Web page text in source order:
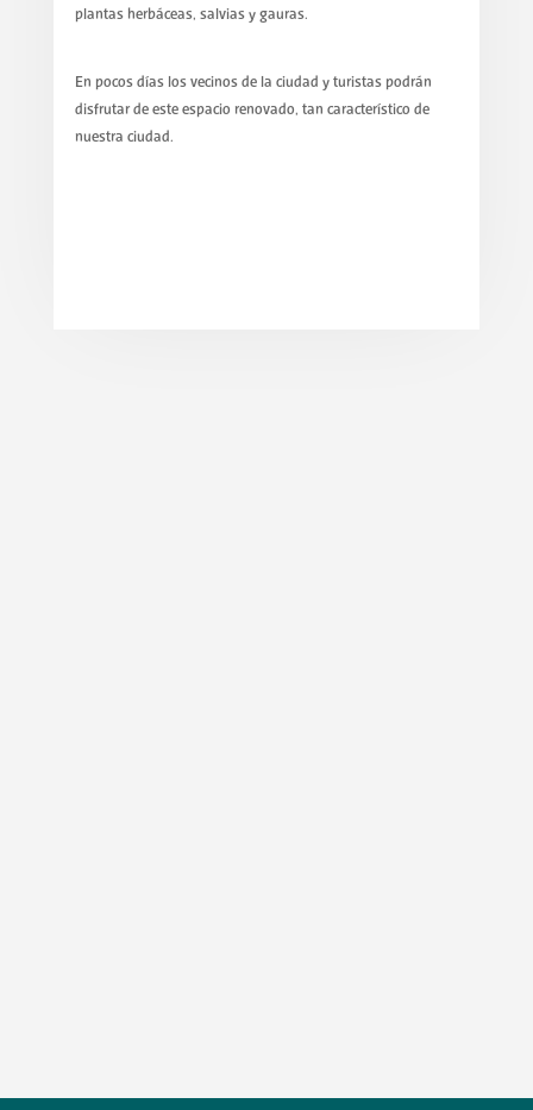
plantas herbáceas, salvias y gauras.
En pocos días los vecinos de la ciudad y turistas podrán
disfrutar de este espacio renovado, tan característico de
nuestra ciudad.